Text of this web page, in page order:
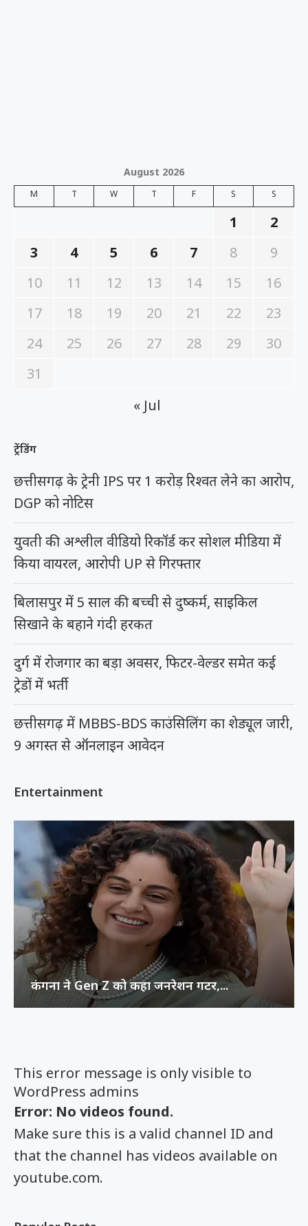
This error message is only visible to
WordPress admins
Error: No videos found.
Make sure this is a valid channel ID and
that the channel has videos available on
youtube.com.
August 2026
M T W T F S S
1
2
3
4 5 6 7 8
9
10
11 12 13 14 15
16
17
18 19 20 21 22
23
24
25 26 27 28 29
30
31
« Jul
ट्रेंडिंग
छत्तीसगढ़ के ट्रेनी IPS पर 1 करोड़ रिश्वत लेने का आरोप,
DGP को नोटिस
युवती की अश्लील वीडियो रिकॉर्ड कर सोशल मीडिया में
किया वायरल, आरोपी UP से गिरफ्तार
बिलासपुर में 5 साल की बच्ची से दुष्कर्म, साइकिल
सिखाने के बहाने गंदी हरकत
दुर्ग में रोजगार का बड़ा अवसर, फिटर-वेल्डर समेत कई
ट्रेडों में भर्ती
छत्तीसगढ़ में MBBS-BDS काउंसिलिंग का शेड्यूल जारी,
9 अगस्त से ऑनलाइन आवेदन
Entertainment
कंगना ने Gen Z को कहा जनरेशन गटर,...